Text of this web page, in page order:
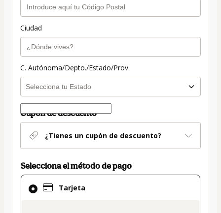
Ciudad
C. Autónoma/Depto./Estado/Prov.
Cupón de descuento
¿Tienes un cupón de descuento?
Selecciona el método de pago
Tarjeta
El
método